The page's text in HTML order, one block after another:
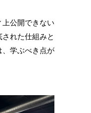
公開できない
れた仕組みと
学ぶべき点が